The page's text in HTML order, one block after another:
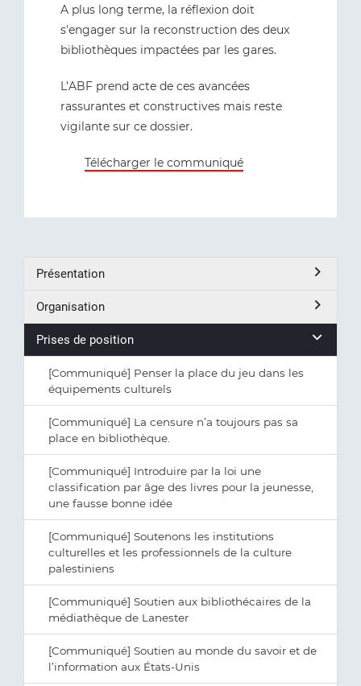
A plus long terme, la réflexion doit
s'engager sur la reconstruction des deux
bibliothèques impactées par les gares.
L’ABF prend acte de ces avancées
rassurantes et constructives mais reste
vigilante sur ce dossier.
Télécharger le communiqué
Présentation
Organisation
Prises de position
[Communiqué] Penser la place du jeu dans les
équipements culturels
[Communiqué] La censure n’a toujours pas sa
place en bibliothèque.
[Communiqué] Introduire par la loi une
classification par âge des livres pour la jeunesse,
une fausse bonne idée
[Communiqué] Soutenons les institutions
culturelles et les professionnels de la culture
palestiniens
[Communiqué] Soutien aux bibliothécaires de la
médiathèque de Lanester
[Communiqué] Soutien au monde du savoir et de
l’information aux États-Unis